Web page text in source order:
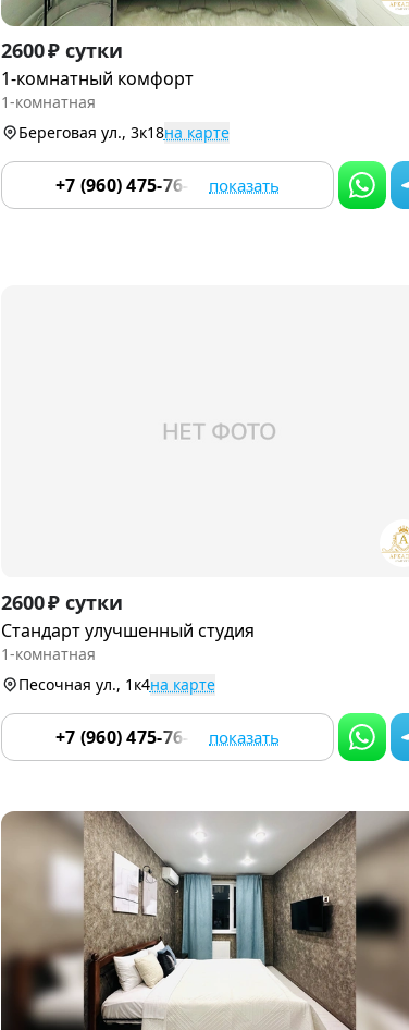
Item
1
of
2600 ₽ сутки
1-комнатный комфорт
1-комнатная
Береговая ул., 3к18на карте
+7 (960) 475-76-55 показать
Item
1
of
2600 ₽ сутки
Стандарт улучшенный студия
1-комнатная
Песочная ул., 1к4на карте
+7 (960) 475-76-55 показать